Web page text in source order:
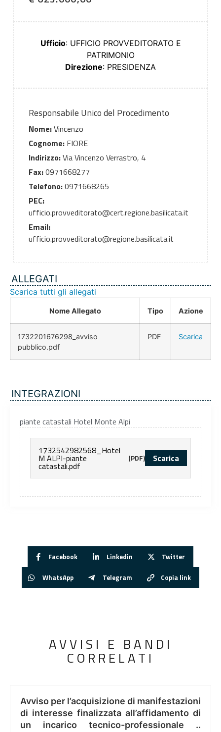
Ufficio: UFFICIO PROVVEDITORATO E
PATRIMONIO
Direzione: PRESIDENZA
Responsabile Unico del Procedimento
Nome:Vincenzo
Cognome:FIORE
Indirizzo:Via Vincenzo Verrastro, 4
Fax:0971668277
Telefono:0971668265
PEC:
ufficio.provveditorato@cert.regione.basilicata.it
Email:
ufficio.provveditorato@regione.basilicata.it
ALLEGATI
Scarica tutti gli allegati
Nome Allegato Tipo Azione
1732201676298_avviso
pubblico.pdf
PDF Scarica
INTEGRAZIONI
piante catastali Hotel Monte Alpi
1732542982568_Hotel
M ALPI-piante
catastali.pdf
(PDF) Scarica
Facebook Linkedin Twitter
WhatsApp Telegram Copia link
AVVISI E BANDI
CORRELATI
Avviso per l’acquisizione di manifestazioni
di interesse finalizzata all’affidamento di
un incarico tecnico-professionale ..